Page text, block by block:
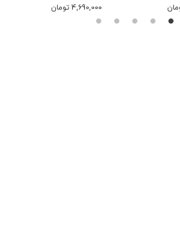
4,690,000 تومان